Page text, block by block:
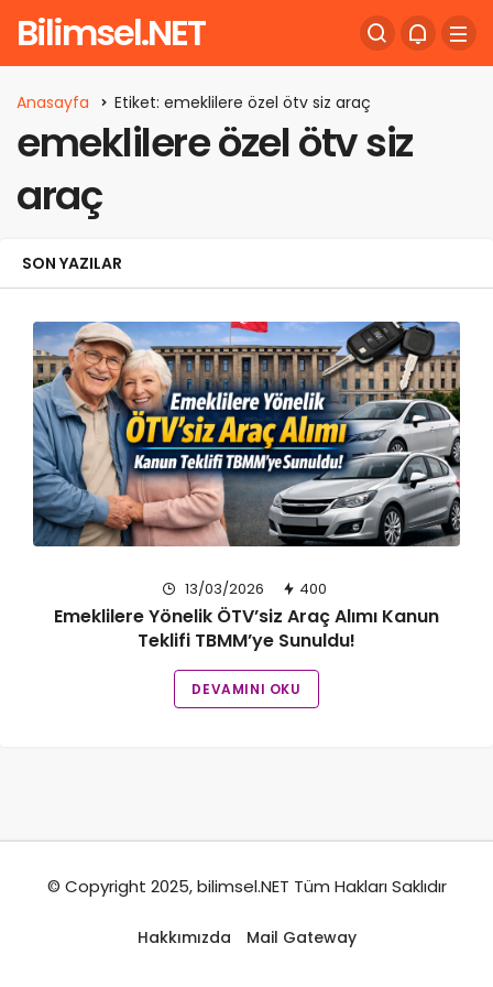
Bilimsel.NET
Anasayfa Etiket: emeklilere özel ötv siz araç
emeklilere özel ötv siz
araç
SON YAZILAR
13/03/2026 400
Emeklilere Yönelik ÖTV’siz Araç Alımı Kanun
Teklifi TBMM’ye Sunuldu!
DEVAMINI OKU
© Copyright 2025, bilimsel.NET Tüm Hakları Saklıdır
Hakkımızda Mail Gateway